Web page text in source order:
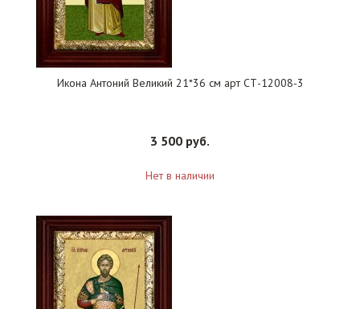
Икона Антоний Великий 21*36 см арт СТ-12008-3
3 500 руб.
Нет в наличии